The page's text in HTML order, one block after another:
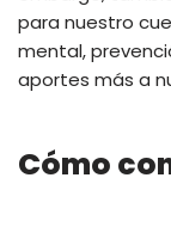
para nuestro
mental,
aportes más a
Cómo